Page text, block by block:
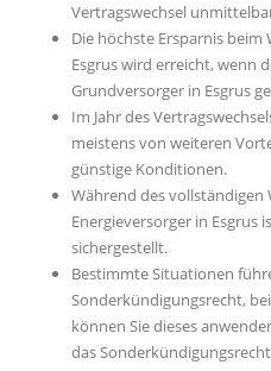
Vertragswechsel
Die höchste Ersparnis
Esgrus wird erreicht, wenn
Grundversorger in Esgrus
Im Jahr des
meistens von weiteren
günstige Konditionen.
Während des vollständigen
Energieversorger in Esgrus
sichergestellt.
Bestimmte Situationen
Sonderkündigungsrecht,
können Sie dieses
das